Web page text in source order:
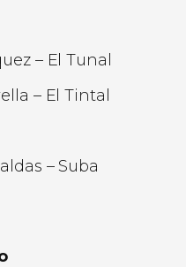
– El Tunal
– El Tintal
– Suba